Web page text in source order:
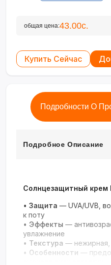
общая цена:43.00с.
Купить Сейчас
Подробности О
Подробное Описание
Солнцезащитный крем
• Защита — UVA/UVB,
к поту
• Эффекты —
увлажнение
• Текстура — нежирная,
• Особенности —